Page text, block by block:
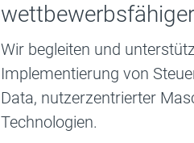
wettbewerbsfähiger
Wir begleiten und
Implementierung von
Data, nutzerzentrierter
Technologien.